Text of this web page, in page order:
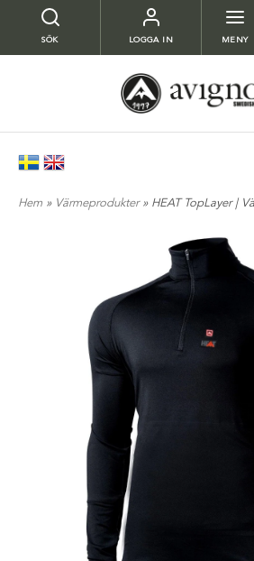
SÖK LOGGA IN MENY
Hem » Värmeprodukter » HEAT TopLayer |